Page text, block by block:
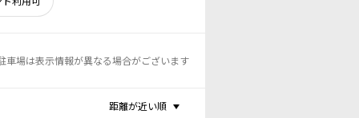
車場は表示情報が異なる場合がございます
距離が近い順